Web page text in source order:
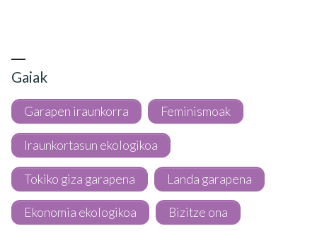
Gaiak
Garapen iraunkorra Feminismoak
Iraunkortasun ekologikoa
Tokiko giza garapena Landa garapena
Ekonomia ekologikoa Bizitze ona